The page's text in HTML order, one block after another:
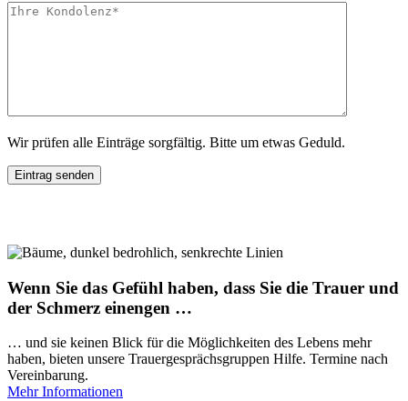
Wir prüfen alle Einträge sorgfältig. Bitte um etwas Geduld.
Wenn Sie das Gefühl haben, dass Sie die Trauer und
der Schmerz einengen …
… und sie keinen Blick für die Möglichkeiten des Lebens mehr
haben, bieten unsere Trauergesprächsgruppen Hilfe. Termine nach
Vereinbarung.
Mehr Informationen